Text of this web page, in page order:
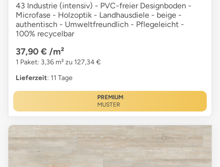
43 Industrie (intensiv) - PVC-freier Designboden -
Microfase - Holzoptik - Landhausdiele - beige -
authentisch - Umweltfreundlich - Pflegeleicht -
100% recycelbar
37,90 € /m²
1 Paket: 3,36 m² zu 127,34 €
Lieferzeit: 11 Tage
PREMIUM
MUSTER